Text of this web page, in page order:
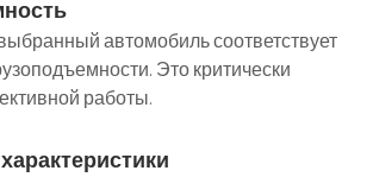
автомобиль соответствует
Это критически
работы.